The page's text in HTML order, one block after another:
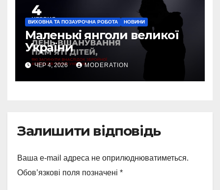
ВИХОВНА ТА ПОЗАУРОЧНА РОБОТА НОВИНИ
Маленькі янголи великої
України
ЧЕР 4, 2026 MODERATION
Залишити відповідь
Ваша e-mail адреса не оприлюднюватиметься.
Обов’язкові поля позначені *